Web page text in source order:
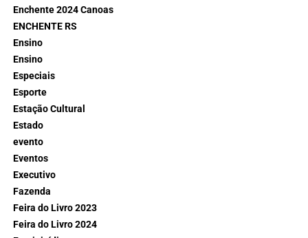
Enchente 2024 Canoas
ENCHENTE RS
Ensino
Ensino
Especiais
Esporte
Estação Cultural
Estado
evento
Eventos
Executivo
Fazenda
Feira do Livro 2023
Feira do Livro 2024